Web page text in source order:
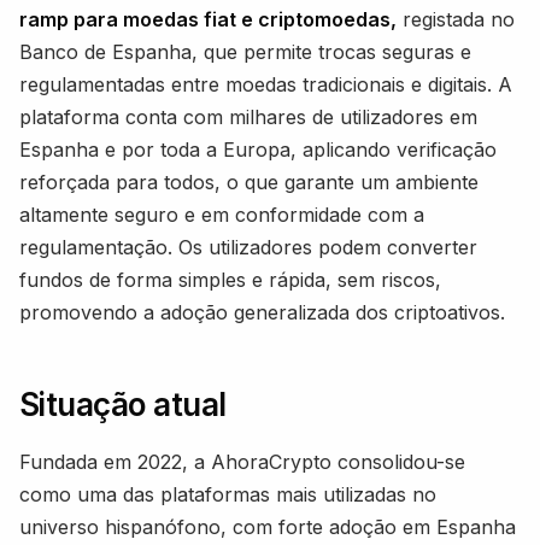
ramp para moedas fiat e criptomoedas, registada no
Banco de Espanha, que permite trocas seguras e
regulamentadas entre moedas tradicionais e digitais. A
plataforma conta com milhares de utilizadores em
Espanha e por toda a Europa, aplicando verificação
reforçada para todos, o que garante um ambiente
altamente seguro e em conformidade com a
regulamentação. Os utilizadores podem converter
fundos de forma simples e rápida, sem riscos,
promovendo a adoção generalizada dos criptoativos.
Situação atual
Fundada em 2022, a AhoraCrypto consolidou-se
como uma das plataformas mais utilizadas no
universo hispanófono, com forte adoção em Espanha